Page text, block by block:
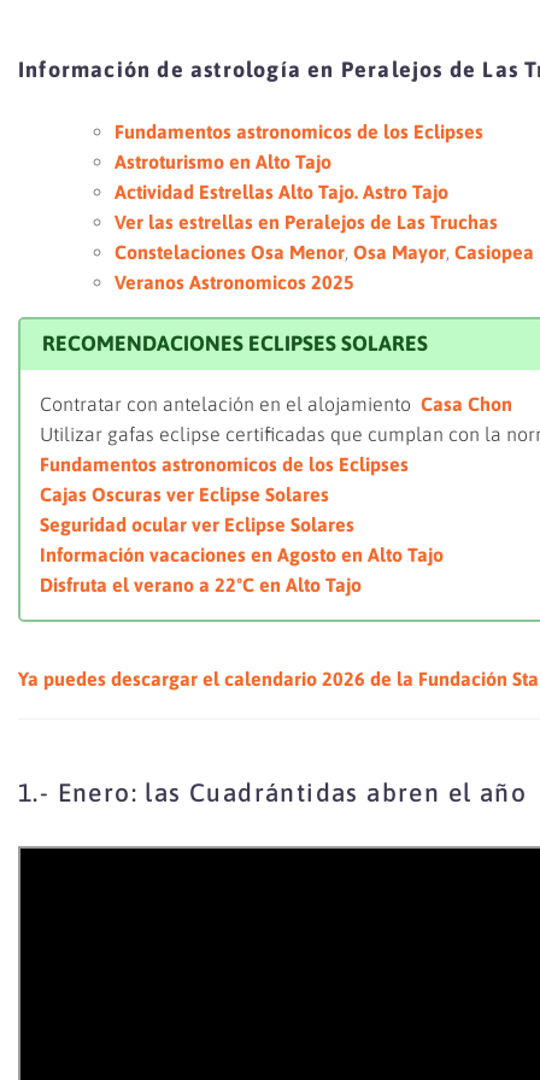
Información de astrología en Peralejos de Las
Fundamentos astronomicos de los Eclipses
Astroturismo en Alto Tajo
Actividad Estrellas Alto Tajo. Astro Tajo
Ver las estrellas en Peralejos de Las Truchas
Constelaciones Osa Menor, Osa Mayor, Casiopea
Veranos Astronomicos 2025
RECOMENDACIONES ECLIPSES SOLARES
Contratar con antelación en el alojamiento Casa Chon
Utilizar gafas eclipse certificadas que cumplan con la
Fundamentos astronomicos de los Eclipses
Cajas Oscuras ver Eclipse Solares
Seguridad ocular ver Eclipse Solares
Información vacaciones en Agosto en Alto Tajo
Disfruta el verano a 22ºC en Alto Tajo
Ya puedes descargar el calendario 2026 de la Fundación
1.- Enero: las Cuadrántidas abren el año